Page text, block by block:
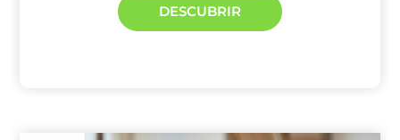
DESCUBRIR